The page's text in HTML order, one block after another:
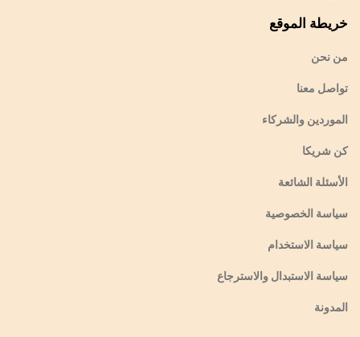
خريطة الموقع
من نحن
تواصل معنا
الموردين والشركاء
كن شريكا
الأسئلة الشائعة
سياسة الخصوصية
سياسة الاستخدام
سياسة الاستبدال والاسترجاع
المدونة